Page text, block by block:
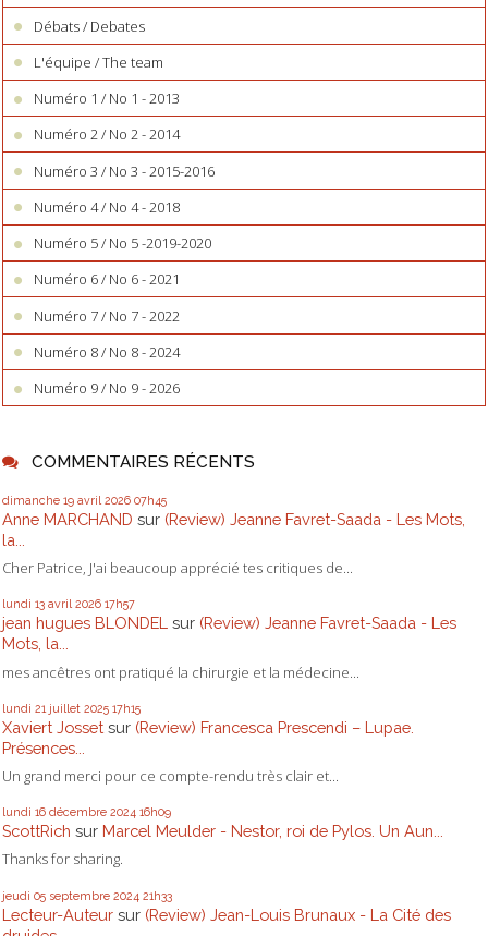
Débats / Debates
L'équipe / The team
Numéro 1 / No 1 - 2013
Numéro 2 / No 2 - 2014
Numéro 3 / No 3 - 2015-2016
Numéro 4 / No 4 - 2018
Numéro 5 / No 5 -2019-2020
Numéro 6 / No 6 - 2021
Numéro 7 / No 7 - 2022
Numéro 8 / No 8 - 2024
Numéro 9 / No 9 - 2026
COMMENTAIRES RÉCENTS
dimanche 19 avril 2026 07h45
Anne MARCHAND sur (Review) Jeanne Favret-Saada - Les Mots,
la...
Cher Patrice, J'ai beaucoup apprécié tes critiques de...
lundi 13 avril 2026 17h57
jean hugues BLONDEL sur (Review) Jeanne Favret-Saada - Les
Mots, la...
mes ancêtres ont pratiqué la chirurgie et la médecine...
lundi 21 juillet 2025 17h15
Xaviert Josset sur (Review) Francesca Prescendi – Lupae.
Présences...
Un grand merci pour ce compte-rendu très clair et...
lundi 16 décembre 2024 16h09
ScottRich sur Marcel Meulder - Nestor, roi de Pylos. Un Aun...
Thanks for sharing.
jeudi 05 septembre 2024 21h33
Lecteur-Auteur sur (Review) Jean-Louis Brunaux - La Cité des